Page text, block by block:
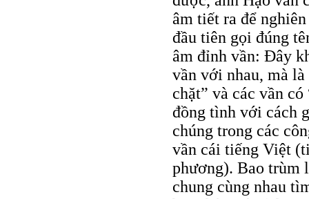
âm tiết ra để
đầu tiên gọi đúng
âm đỉnh vần: Đây
vần với nhau, mà
chặt” và các vần
đồng tình với cách
chúng trong các
vần cái tiếng Việt
phương). Bao trùm
chung cùng nhau